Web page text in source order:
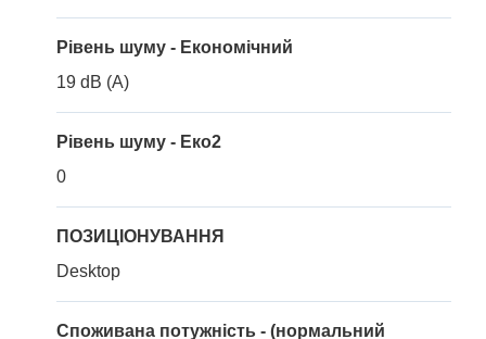
Рівень шуму - Економічний
19 dB (A)
Рівень шуму - Еко2
0
ПОЗИЦІОНУВАННЯ
Desktop
Споживана потужність - (нормальний